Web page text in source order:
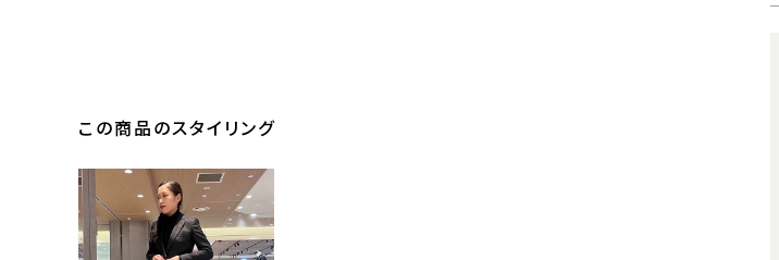
この商品のスタイリング